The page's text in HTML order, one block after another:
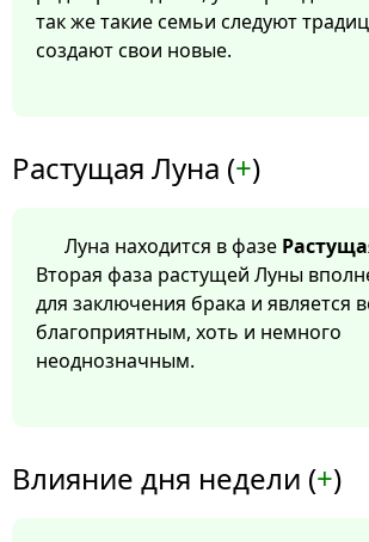
так же такие семьи следуют
создают свои новые.
Растущая Луна (+)
Луна находится в фазе
Вторая фаза растущей Луны
для заключения брака и является
благоприятным, хоть и немного
неоднозначным.
Влияние дня недели (+)